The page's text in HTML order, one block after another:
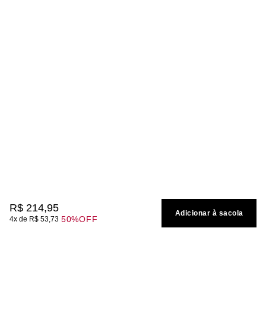
R$ 214,95
4 R$ 53,73 50%OFF
Adicionar à sacola